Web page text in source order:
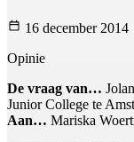
16 december 2014
Opinie
De vraag van…
Junior College te
Aan… Mariska